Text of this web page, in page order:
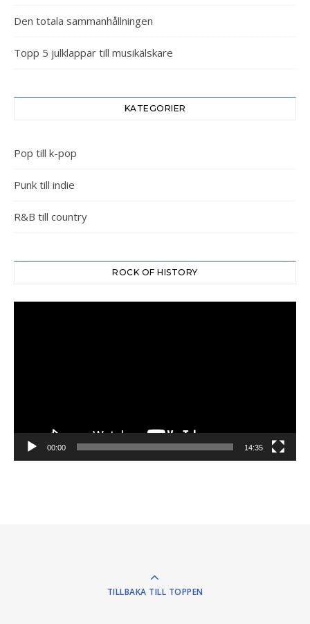
Den totala sammanhållningen
Topp 5 julklappar till musikälskare
KATEGORIER
Pop till k-pop
Punk till indie
R&B till country
ROCK OF HISTORY
00:00 14:35
TILLBAKA TILL TOPPEN